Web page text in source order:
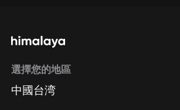
選擇您的地區
中國台湾